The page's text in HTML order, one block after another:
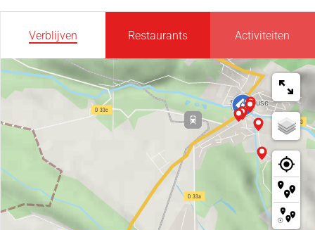
Verblijven Restaurants Activiteiten